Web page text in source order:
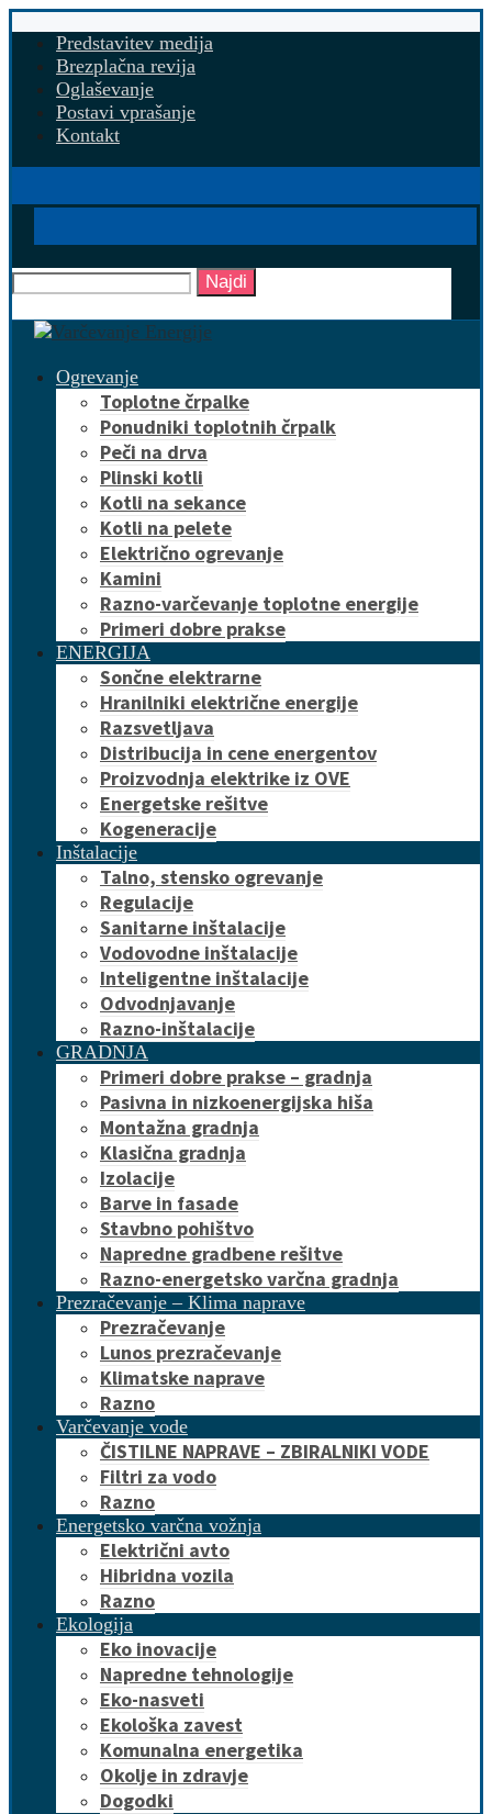
Predstavitev medija
Brezplačna revija
Oglaševanje
Postavi vprašanje
Kontakt
Najdi
Ogrevanje
Toplotne črpalke
Ponudniki toplotnih črpalk
Peči na drva
Plinski kotli
Kotli na sekance
Kotli na pelete
Električno ogrevanje
Kamini
Razno-varčevanje toplotne energije
Primeri dobre prakse
ENERGIJA
Sončne elektrarne
Hranilniki električne energije
Razsvetljava
Distribucija in cene energentov
Proizvodnja elektrike iz OVE
Energetske rešitve
Kogeneracije
Inštalacije
Talno, stensko ogrevanje
Regulacije
Sanitarne inštalacije
Vodovodne inštalacije
Inteligentne inštalacije
Odvodnjavanje
Razno-inštalacije
GRADNJA
Primeri dobre prakse – gradnja
Pasivna in nizkoenergijska hiša
Montažna gradnja
Klasična gradnja
Izolacije
Barve in fasade
Stavbno pohištvo
Napredne gradbene rešitve
Razno-energetsko varčna gradnja
Prezračevanje – Klima naprave
Prezračevanje
Lunos prezračevanje
Klimatske naprave
Razno
Varčevanje vode
ČISTILNE NAPRAVE – ZBIRALNIKI VODE
Filtri za vodo
Razno
Energetsko varčna vožnja
Električni avto
Hibridna vozila
Razno
Ekologija
Eko inovacije
Napredne tehnologije
Eko-nasveti
Ekološka zavest
Komunalna energetika
Okolje in zdravje
Dogodki